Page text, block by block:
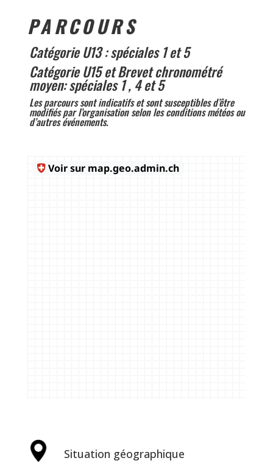
PARCOURS
Catégorie U13 : spéciales 1 et 5
Catégorie U15 et Brevet chronométré
moyen: spéciales 1 , 4 et 5
Les parcours sont indicatifs et sont susceptibles d’être
modifiés par l’organisation selon les conditions météos ou
d’autres événements.
Situation géographique